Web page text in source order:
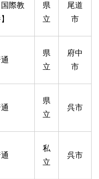
際教
県
立
尾道
市
県
立
府中
市
県
立
呉市
私
立
呉市